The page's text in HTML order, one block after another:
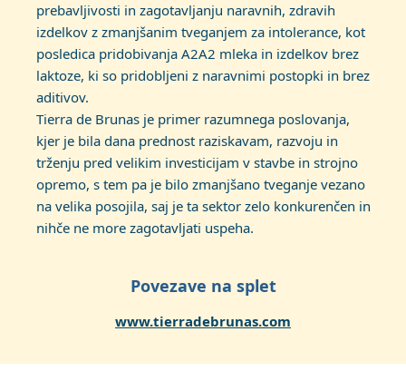
prebavljivosti in zagotavljanju naravnih, zdravih
izdelkov z zmanjšanim tveganjem za intolerance, kot
posledica pridobivanja A2A2 mleka in izdelkov brez
laktoze, ki so pridobljeni z naravnimi postopki in brez
aditivov.
Tierra de Brunas je primer razumnega poslovanja,
kjer je bila dana prednost raziskavam, razvoju in
trženju pred velikim investicijam v stavbe in strojno
opremo, s tem pa je bilo zmanjšano tveganje vezano
na velika posojila, saj je ta sektor zelo konkurenčen in
nihče ne more zagotavljati uspeha.
Povezave na splet
www.tierradebrunas.com